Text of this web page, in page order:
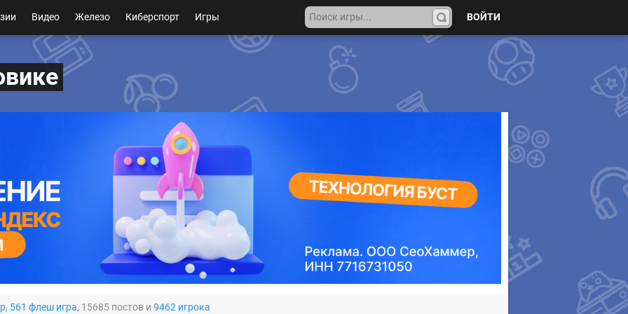
Видео Железо Киберспорт Игры
На
йти
ВОЙТИ
, 561 флеш игра, 15685 постов и 9462 игрока